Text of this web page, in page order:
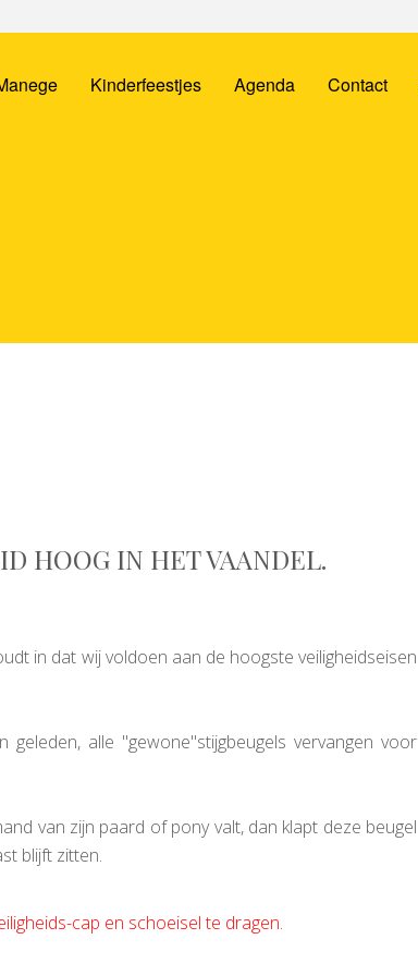
Kinderfeestjes Agenda Contact
HOOG IN HET VAANDEL.
in dat wij voldoen aan de hoogste veiligheidseisen
alle "gewone"stijgbeugels vervangen voor
van zijn paard of pony valt, dan klapt deze beugel
blijft zitten.
cap en schoeisel te dragen.